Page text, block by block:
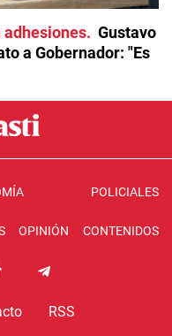
Gustavo
a Gobernador: "Es
POLICIALES
OPINIÓN CONTENIDOS
RSS